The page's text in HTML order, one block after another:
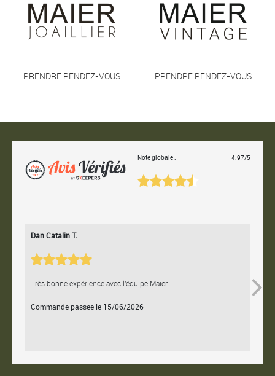
PRENDRE RENDEZ-VOUS PRENDRE RENDEZ-VOUS
Note globale : 4.97/5
Dan Catalin T.
Très bonne expérience avec l'équipe Maier.
Commande passée le 15/06/2026